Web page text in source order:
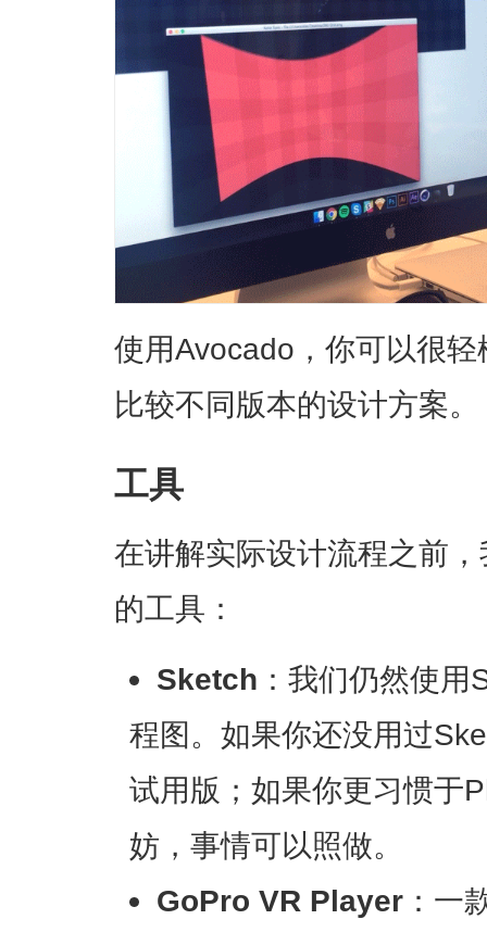
使用Avocado，你可以很
比较不同版本的设计方案。
工具
在讲解实际设计流程之前
的工具：
Sketch ：我们仍然使
程图。如果你还没用过
试用版；如果你更习惯于
妨，事情可以照做。
GoPro VR Player：一